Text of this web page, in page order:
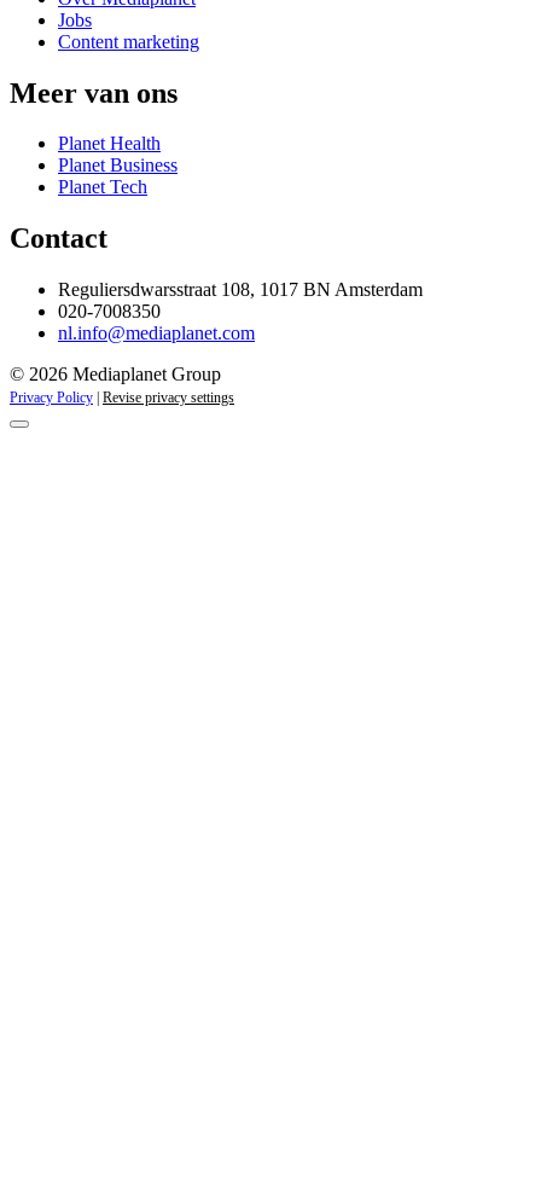
Jobs
Content marketing
Meer van ons
Planet Health
Planet Business
Planet Tech
Contact
Reguliersdwarsstraat 108, 1017 BN Amsterdam
020-7008350
nl.info@mediaplanet.com
© 2026 Mediaplanet Group
Privacy Policy Revise privacy settings